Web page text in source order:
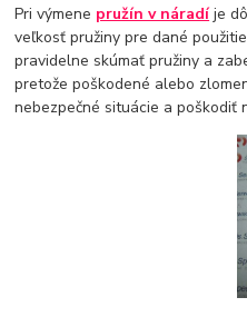
Pri výmene pružín v náradíje
veľkosť pružiny pre dané
pravidelne skúmať pružiny a
pretože poškodené alebo
nebezpečné situácie a poškodiť